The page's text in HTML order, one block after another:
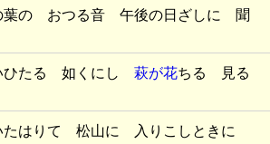
葉の おつる音 午後の日ざしに 聞
ひたる 如くにし 萩が花ちる 見る
たはりて 松山に 入りこしときに